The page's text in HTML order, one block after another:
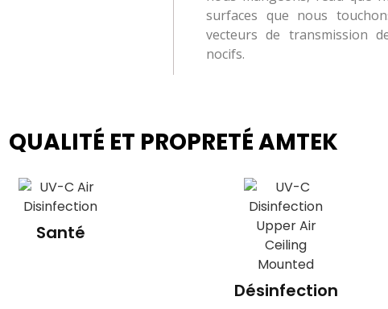
surfaces que nous
vecteurs de transmission
nocifs.
QUALITÉ ET PROPRETÉ AMTEK
Santé
Désinfection